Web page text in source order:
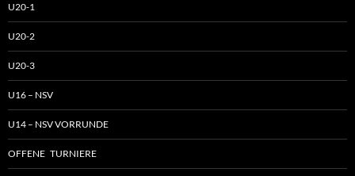
U20-1
U20-2
U20-3
U16 – NSV
U14 – NSV VORRUNDE
OFFENE TURNIERE